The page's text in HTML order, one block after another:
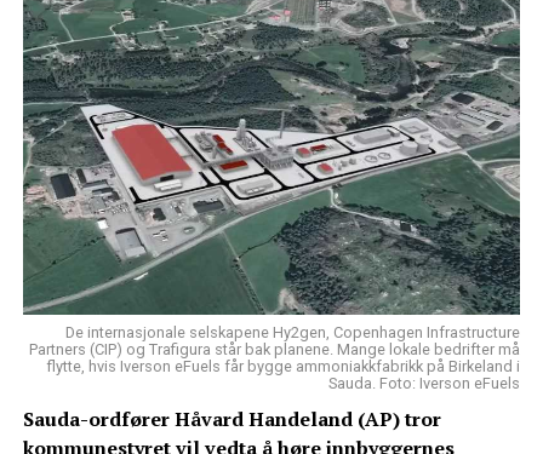
De internasjonale selskapene Hy2gen, Copenhagen Infrastructure
Partners (CIP) og Trafigura står bak planene. Mange lokale bedrifter må
flytte, hvis Iverson eFuels får bygge ammoniakkfabrikk på Birkeland i
Sauda. Foto: Iverson eFuels
Sauda-ordfører Håvard Handeland (AP) tror
kommunestyret vil vedta å høre innbyggernes